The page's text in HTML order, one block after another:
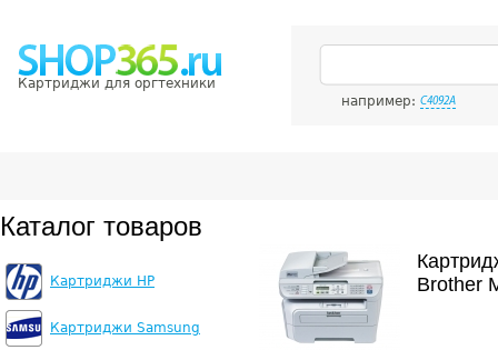
Картриджи для оргтехники
например: C4092A
Каталог товаров
Картриджи HP
Картриджи Samsung
Brother